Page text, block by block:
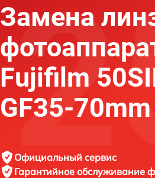
Замена
Fujifilm
GF35-70mm
Официальный сервис
Гарантийное обслуживание